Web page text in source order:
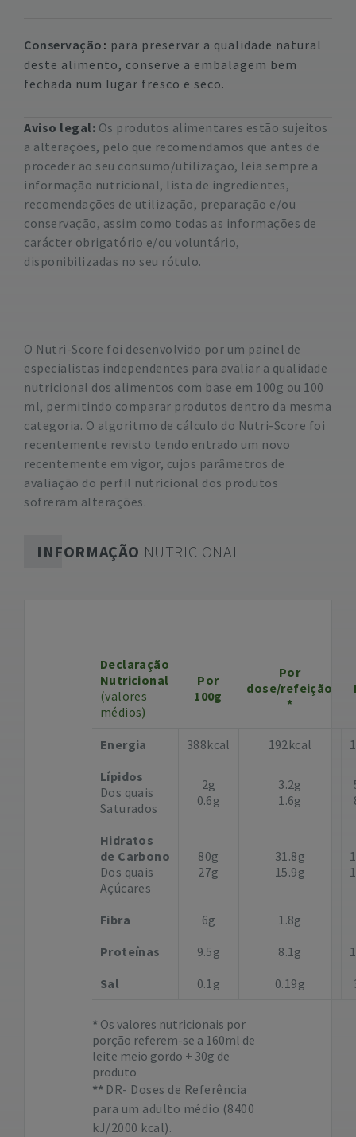
Conservação
para preservar a qualidade natural
deste alimento, conserve a embalagem bem
fechada num lugar fresco e seco.
Aviso legal: Os produtos alimentares estão sujeitos
a alterações, pelo que recomendamos que antes de
proceder ao seu consumo/utilização, leia sempre a
informação nutricional, lista de ingredientes,
recomendações de utilização, preparação e/ou
conservação, assim como todas as informações de
carácter obrigatório e/ou voluntário,
disponibilizadas no seu rótulo.
O Nutri-Score foi desenvolvido por um painel de
especialistas independentes para avaliar a qualidade
nutricional dos alimentos com base em 100g ou 100
ml, permitindo comparar produtos dentro da mesma
categoria. O algoritmo de cálculo do Nutri-Score foi
recentemente revisto tendo entrado um novo
recentemente em vigor, cujos parâmetros de
avaliação do perfil nutricional dos produtos
sofreram alterações.
INFORMAÇÃO NUTRICIONAL
Declaração
Nutricional
(valores
médios)
Por
100g
Por
dose/refeição
*
Energia 388kcal 192kcal
Lípidos
Dos quais
Saturados
2g
0.6g
3.2g
1.6g
Hidratos
de Carbono
Dos quais
Açúcares
80g
27g
31.8g
15.9g
Fibra 6g
1.8g
Proteínas
9.5g 8.1g
Sal
0.1g 0.19g
Os valores nutricionais por
porção referem-se a 160ml de
leite meio gordo + 30g de
produto
DR- Doses de Referência
para um adulto médio (8400
kJ/2000 kcal).